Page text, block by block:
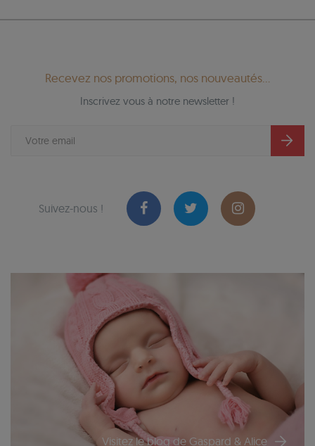
Recevez nos promotions, nos nouveautés...
Inscrivez vous à notre newsletter !
Suivez-nous !
Visitez le blog de Gaspard & Alice